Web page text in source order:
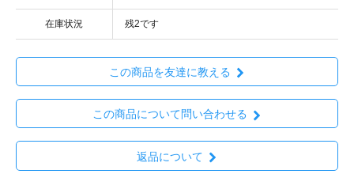
在庫状況 残2です
この商品を友達に教える
この商品について問い合わせる
返品について